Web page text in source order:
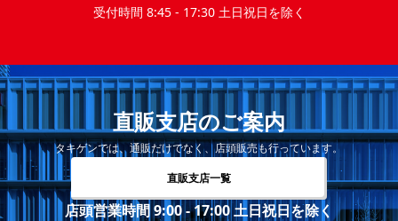
受付時間 8:45 - 17:30 土日祝日を除く
直販支店のご案内
タキゲンでは、通販だけでなく、店頭販売も行っています。
直販支店一覧
店頭営業時間 9:00 - 17:00 土日祝日を除く